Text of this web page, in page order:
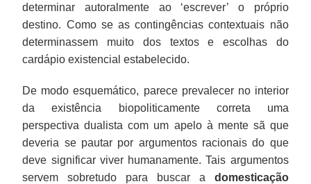
determinar autoralmente ao ‘escrever’ o próprio
destino. Como se as contingências contextuais não
determinassem muito dos textos e escolhas do
cardápio existencial estabelecido.
De modo esquemático, parece prevalecer no interior
da existência biopoliticamente correta uma
perspectiva dualista com um apelo à mente sã que
deveria se pautar por argumentos racionais do que
deve significar viver humanamente. Tais argumentos
servem sobretudo para buscar a domesticação